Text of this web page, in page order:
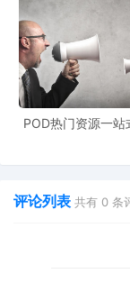
POD热门资源一站
评论列表 共有 0 条